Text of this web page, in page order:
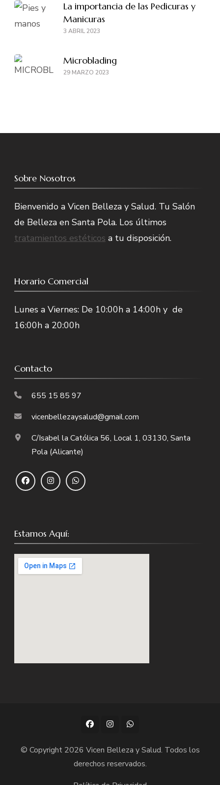
La importancia de las Pedicuras y
Manicuras
3 ABRIL 2023
Microblading
29 MARZO 2023
Sobre Nosotros
Bienvenido a Vicen Belleza y Salud. Tu Salón
de Belleza en Santa Pola. Los últimos
tratamientos estéticos a tu disposición.
Horario Comercial
Lunes a Viernes: De 10:00h a 14:00h y de
16:00h a 20:00h
Contacto
655 15 85 97
vicenbellezaysalud@gmail.com
C/Isabel la Católica 56, Local 1, 03130, Santa
Pola (Alicante)
Estamos Aquí:
© Copyright 2026 Vicen Belleza y Salud. Todos los
derechos reservados.